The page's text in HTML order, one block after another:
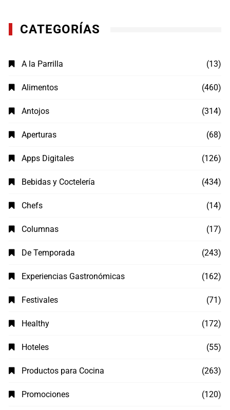
CATEGORÍAS
A la Parrilla (13)
Alimentos (460)
Antojos (314)
Aperturas (68)
Apps Digitales (126)
Bebidas y Coctelería (434)
Chefs (14)
Columnas (17)
De Temporada (243)
Experiencias Gastronómicas (162)
Festivales (71)
Healthy (172)
Hoteles (55)
Productos para Cocina (263)
Promociones (120)